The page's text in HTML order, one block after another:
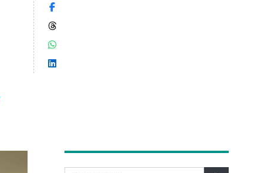
Compartilhar no Facebook
Compartilhar no Threads
Compartilhar no WhatsApp
Compartilhar no LinkedIn